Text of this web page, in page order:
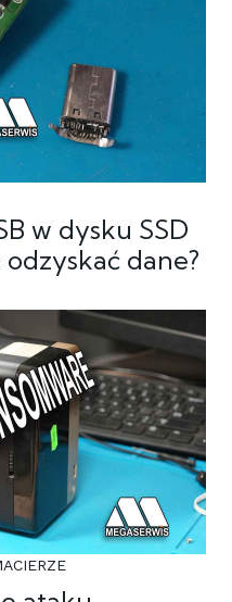
w dysku SSD
dane?